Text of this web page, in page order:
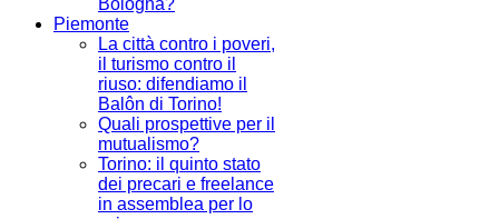
Piemonte
La città contro i poveri,
il turismo contro il
riuso: difendiamo il
Balôn di Torino!
Quali prospettive per il
mutualismo?
Torino: il quinto stato
dei precari e freelance
in assemblea per lo